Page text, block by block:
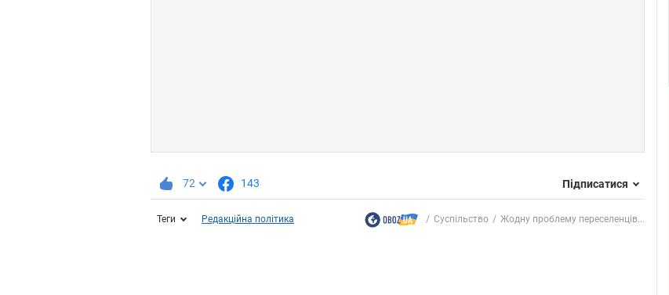
72 143 Підписатися
Теги Редакційна політика Суспільство Жодну проблему переселенців...